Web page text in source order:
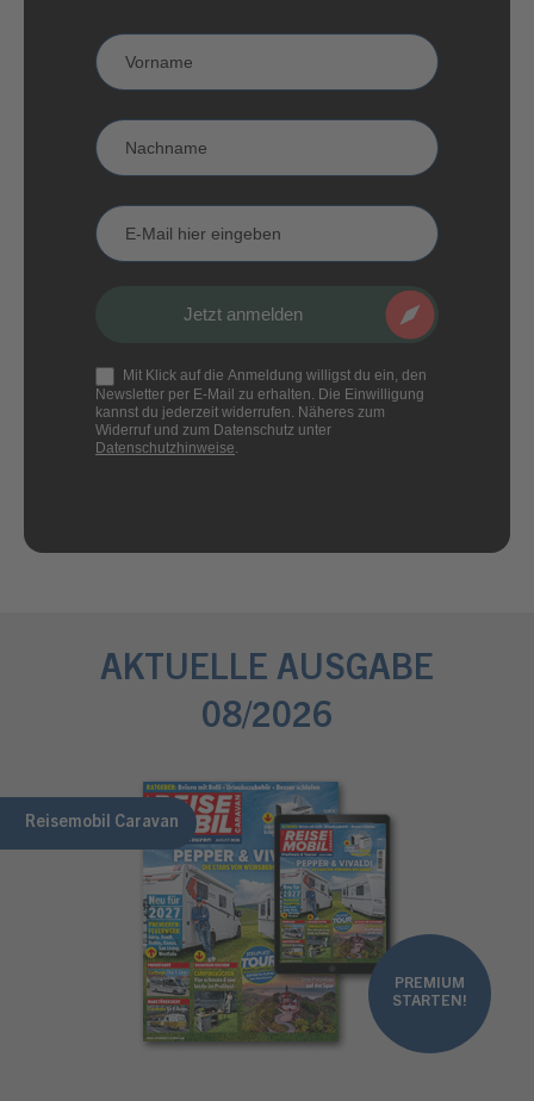
CampKompass
Vorname
Nachname
Mail
Jetzt anmelden
Mit Klick auf die Anmeldung willigst du ein, den
Newsletter per E-Mail zu erhalten. Die Einwilligung
kannst du jederzeit widerrufen. Näheres zum
Widerruf und zum Datenschutz unter
Datenschutzhinweise
AKTUELLE AUSGABE
08/2026
Reisemobil Caravan
PREMIUM
STARTEN!